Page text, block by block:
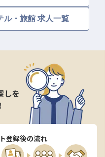
ル・旅館 求人一覧
しを
登録後の流れ